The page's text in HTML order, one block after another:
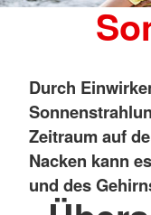
Durch
Zeitraum auf
Nacken kann
und des